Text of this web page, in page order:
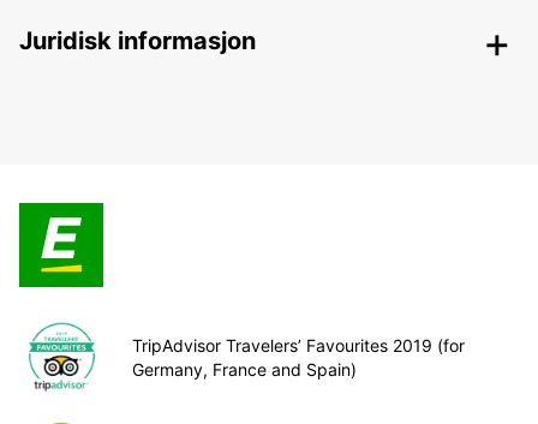
Juridisk informasjon
TripAdvisor Travelers’ Favourites 2019 (for
Germany, France and Spain)